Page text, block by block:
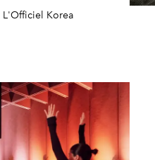
L'Officiel Korea